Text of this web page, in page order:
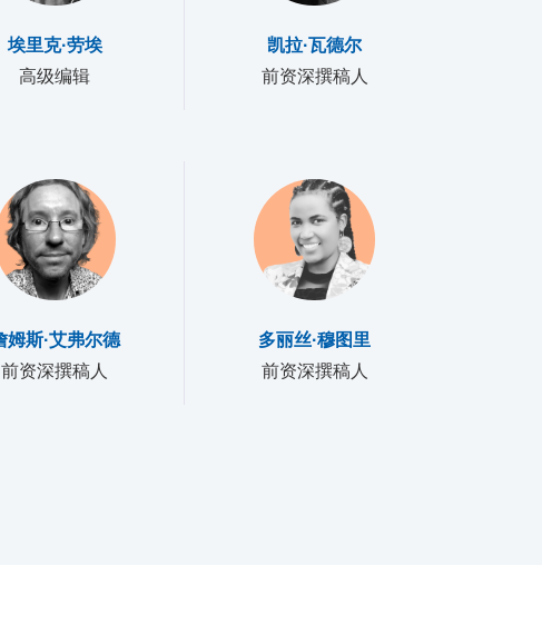
埃里克·劳埃
高级编辑
凯拉·瓦德尔
前资深撰稿人
姆斯·艾弗尔德
前资深撰稿人
多丽丝·穆图里
前资深撰稿人